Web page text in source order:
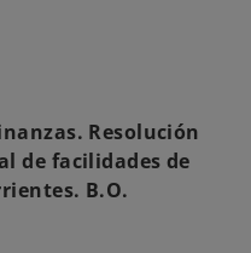
Resolución
de facilidades de
B.O.